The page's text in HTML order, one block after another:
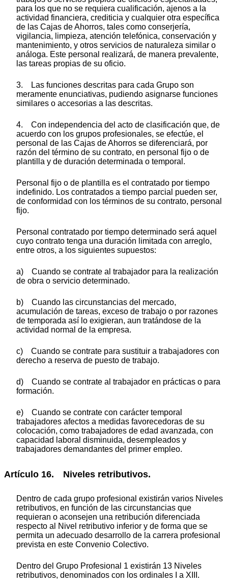
para los que no se requiera cualificación, ajenos a la
actividad financiera, crediticia y cualquier otra específica
de las Cajas de Ahorros, tales como conserjería,
vigilancia, limpieza, atención telefónica, conservación y
mantenimiento, y otros servicios de naturaleza similar o
análoga. Este personal realizará, de manera prevalente,
las tareas propias de su oficio.
3. Las funciones descritas para cada Grupo son
meramente enunciativas, pudiendo asignarse funciones
similares o accesorias a las descritas.
4. Con independencia del acto de clasificación que, de
acuerdo con los grupos profesionales, se efectúe, el
personal de las Cajas de Ahorros se diferenciará, por
razón del término de su contrato, en personal fijo o de
plantilla y de duración determinada o temporal.
Personal fijo o de plantilla es el contratado por tiempo
indefinido. Los contratados a tiempo parcial pueden ser,
de conformidad con los términos de su contrato, personal
fijo.
Personal contratado por tiempo determinado será aquel
cuyo contrato tenga una duración limitada con arreglo,
entre otros, a los siguientes supuestos:
a) Cuando se contrate al trabajador para la realización
de obra o servicio determinado.
b) Cuando las circunstancias del mercado,
acumulación de tareas, exceso de trabajo o por razones
de temporada así lo exigieran, aun tratándose de la
actividad normal de la empresa.
c) Cuando se contrate para sustituir a trabajadores con
derecho a reserva de puesto de trabajo.
d) Cuando se contrate al trabajador en prácticas o para
formación.
e) Cuando se contrate con carácter temporal
trabajadores afectos a medidas favorecedoras de su
colocación, como trabajadores de edad avanzada, con
capacidad laboral disminuida, desempleados y
trabajadores demandantes del primer empleo.
Artículo 16. Niveles retributivos.
Dentro de cada grupo profesional existirán varios Niveles
retributivos, en función de las circunstancias que
requieran o aconsejen una retribución diferenciada
respecto al Nivel retributivo inferior y de forma que se
permita un adecuado desarrollo de la carrera profesional
prevista en este Convenio Colectivo.
Dentro del Grupo Profesional 1 existirán 13 Niveles
retributivos, denominados con los ordinales I a XIII.